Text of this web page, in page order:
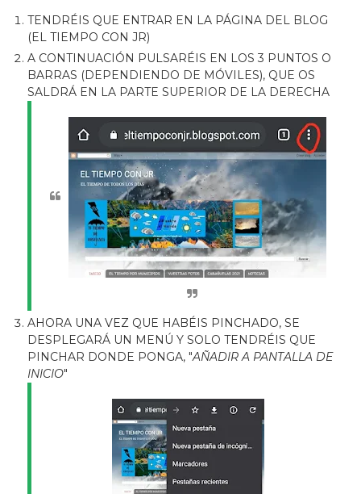
TENDRÉIS QUE ENTRAR EN LA PÁGINA DEL BLOG
(EL TIEMPO CON JR)
A CONTINUACIÓN PULSARÉIS EN LOS 3 PUNTOS O
BARRAS (DEPENDIENDO DE MÓVILES), QUE OS
SALDRÁ EN LA PARTE SUPERIOR DE LA DERECHA
AHORA UNA VEZ QUE HABÉIS PINCHADO, SE
DESPLEGARÁ UN MENÚ Y SOLO TENDRÉIS QUE
PINCHAR DONDE PONGA, "AÑADIR A PANTALLA DE
INICIO"